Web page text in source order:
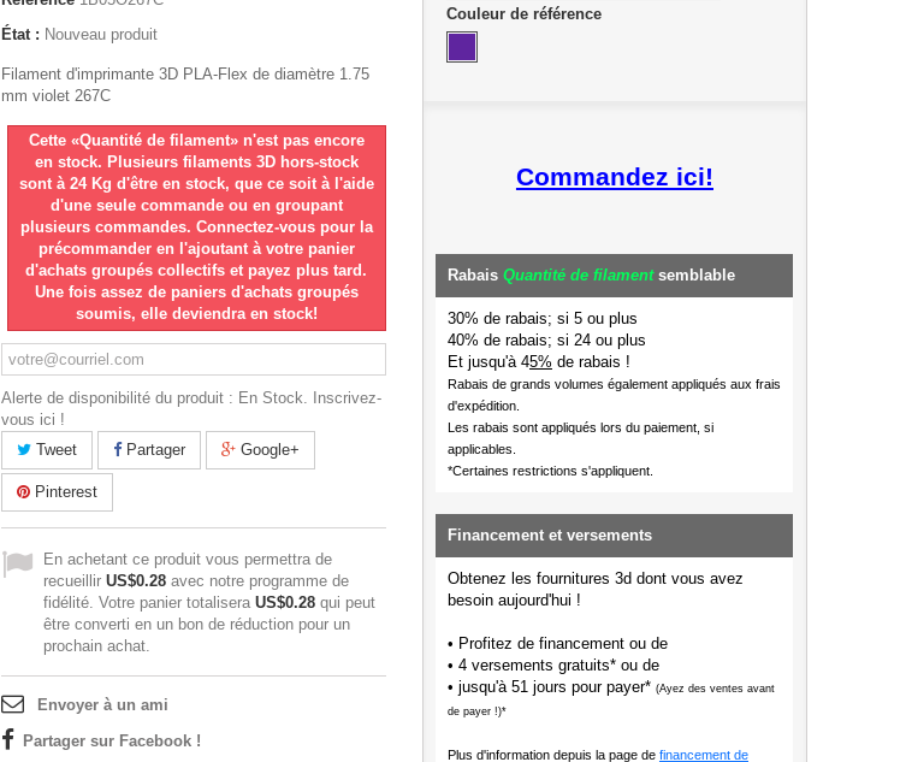
État : Nouveau produit
Filament d'imprimante 3D PLA-Flex de diamètre 1.75
mm violet 267C
Cette «Quantité de filament» n'est pas encore
en stock. Plusieurs filaments 3D hors-stock
sont à 24 Kg d'être en stock, que ce soit à l'aide
d'une seule commande ou en groupant
plusieurs commandes. Connectez-vous pour la
précommander en l'ajoutant à votre panier
d'achats groupés collectifs et payez plus tard.
Une fois assez de paniers d'achats groupés
soumis, elle deviendra en stock!
Alerte de disponibilité du produit : En Stock. Inscrivez-
vous ici !
Tweet
Partager Google+
Pinterest
En achetant ce produit vous permettra de
recueillir US$0.28 avec notre programme de
fidélité. Votre panier totalisera US$0.28 qui peut
être converti en un bon de réduction pour un
prochain achat.
Envoyer à un ami
Partager sur Facebook !
Couleur de référence
Commandez ici!
Rabais Quantité de filamentsemblable
30% de rabais; si 5 ou plus
40% de rabais; si 24 ou plus
Et jusqu'à 45% de rabais !
Rabais de grands volumes également appliqués aux frais
d'expédition.
Les rabais sont appliqués lors du paiement, si
applicables.
*Certaines restrictions s'appliquent.
Financement et versements
Obtenez les fournitures 3d dont vous avez
besoin aujourd'hui !
• Profitez de financement ou de
• 4 versements gratuits* ou de
• jusqu'à 51 jours pour payer* (Ayez des ventes avant
de payer !)*
Plus d'information depuis la page de financement de